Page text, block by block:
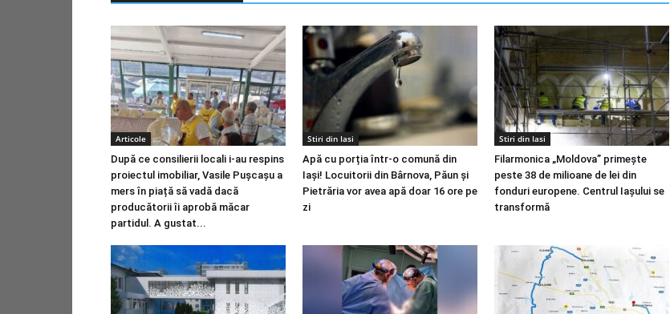
Articole
După ce consilierii locali i-au respins
proiectul imobiliar, Vasile Pușcașu a
mers în piață să vadă dacă
producătorii îi aprobă măcar
partidul. A gustat...
Stiri din Iasi
Apă cu porția într-o comună din
Iași! Locuitorii din Bârnova, Păun și
Pietrăria vor avea apă doar 16 ore pe
zi
Stiri din Iasi
Filarmonica „Moldova” primește
peste 38 de milioane de lei din
fonduri europene. Centrul Iașului se
transformă